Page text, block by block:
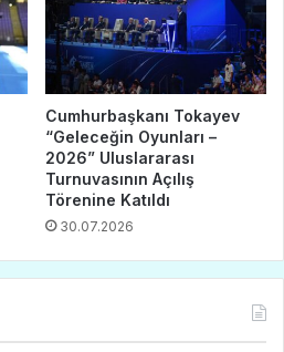
Cumhurbaşkanı Tokayev
“Geleceğin Oyunları –
2026” Uluslararası
Turnuvasının Açılış
Törenine Katıldı
30.07.2026